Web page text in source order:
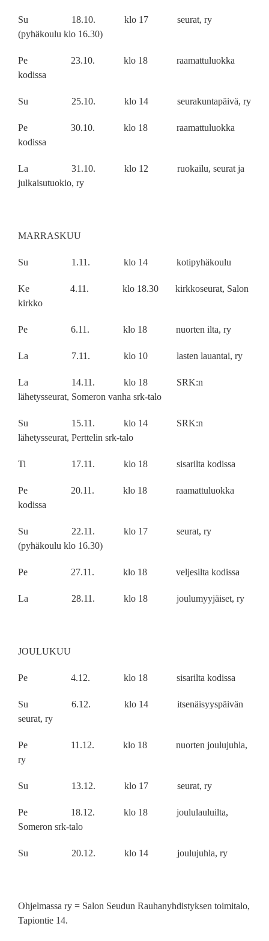
Su 18.10. klo 17 seurat, ry
(pyhäkoulu klo 16.30)
Pe 23.10. klo 18 raamattuluokka
kodissa
Su 25.10. klo 14 seurakuntapäivä, ry
Pe 30.10. klo 18 raamattuluokka
kodissa
La 31.10. klo 12 ruokailu, seurat ja
julkaisutuokio, ry
MARRASKUU
Su 1.11. klo 14 kotipyhäkoulu
Ke 4.11. klo 18.30 kirkkoseurat, Salon
kirkko
Pe 6.11. klo 18 nuorten ilta, ry
La 7.11. klo 10 lasten lauantai, ry
La 14.11. klo 18 SRK:n
lähetysseurat, Someron vanha srk-talo
Su 15.11. klo 14 SRK:n
lähetysseurat, Perttelin srk-talo
Ti 17.11. klo 18 sisarilta kodissa
Pe 20.11. klo 18 raamattuluokka
kodissa
Su 22.11. klo 17 seurat, ry
(pyhäkoulu klo 16.30)
Pe 27.11. klo 18 veljesilta kodissa
La 28.11. klo 18 joulumyyjäiset, ry
JOULUKUU
Pe 4.12. klo 18 sisarilta kodissa
Su 6.12. klo 14 itsenäisyyspäivän
seurat, ry
Pe 11.12. klo 18 nuorten joulujuhla,
ry
Su 13.12. klo 17 seurat, ry
Pe 18.12. klo 18 joululauluilta,
Someron srk-talo
Su 20.12. klo 14 joulujuhla, ry
Ohjelmassa ry = Salon Seudun Rauhanyhdistyksen toimitalo,
Tapiontie 14.